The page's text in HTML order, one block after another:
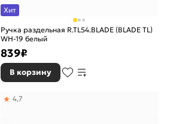
Хит
Ручка раздельная R.TL54.BLADE (BLADE TL)
WH-19 белый
839₽
В корзину
4,7